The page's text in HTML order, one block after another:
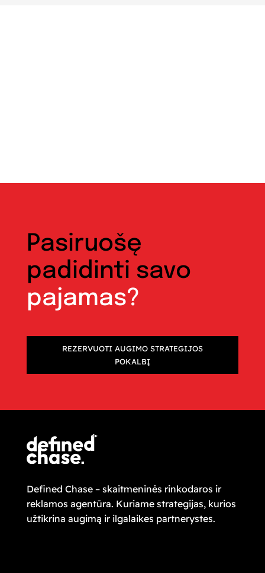
Pasiruošę
padidinti savo
pajamas?
REZERVUOTI AUGIMO STRATEGIJOS
POKALBĮ
Defined Chase – skaitmeninės rinkodaros ir
reklamos agentūra. Kuriame strategijas, kurios
užtikrina augimą ir ilgalaikes partnerystes.